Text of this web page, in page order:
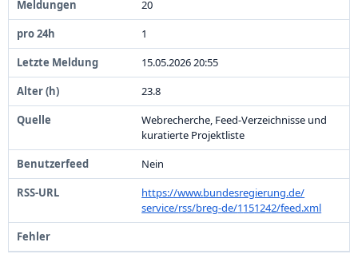
Status
Meldungen
24h
Meldung
(h)
20
1
15.05.202620:55
23.8
Webrecherche, Feed-Verzeichnisse und
kuratierte Projektliste
Nein
https://www.bundesregierung.de/
service/rss/breg-de/1151242/feed.xml